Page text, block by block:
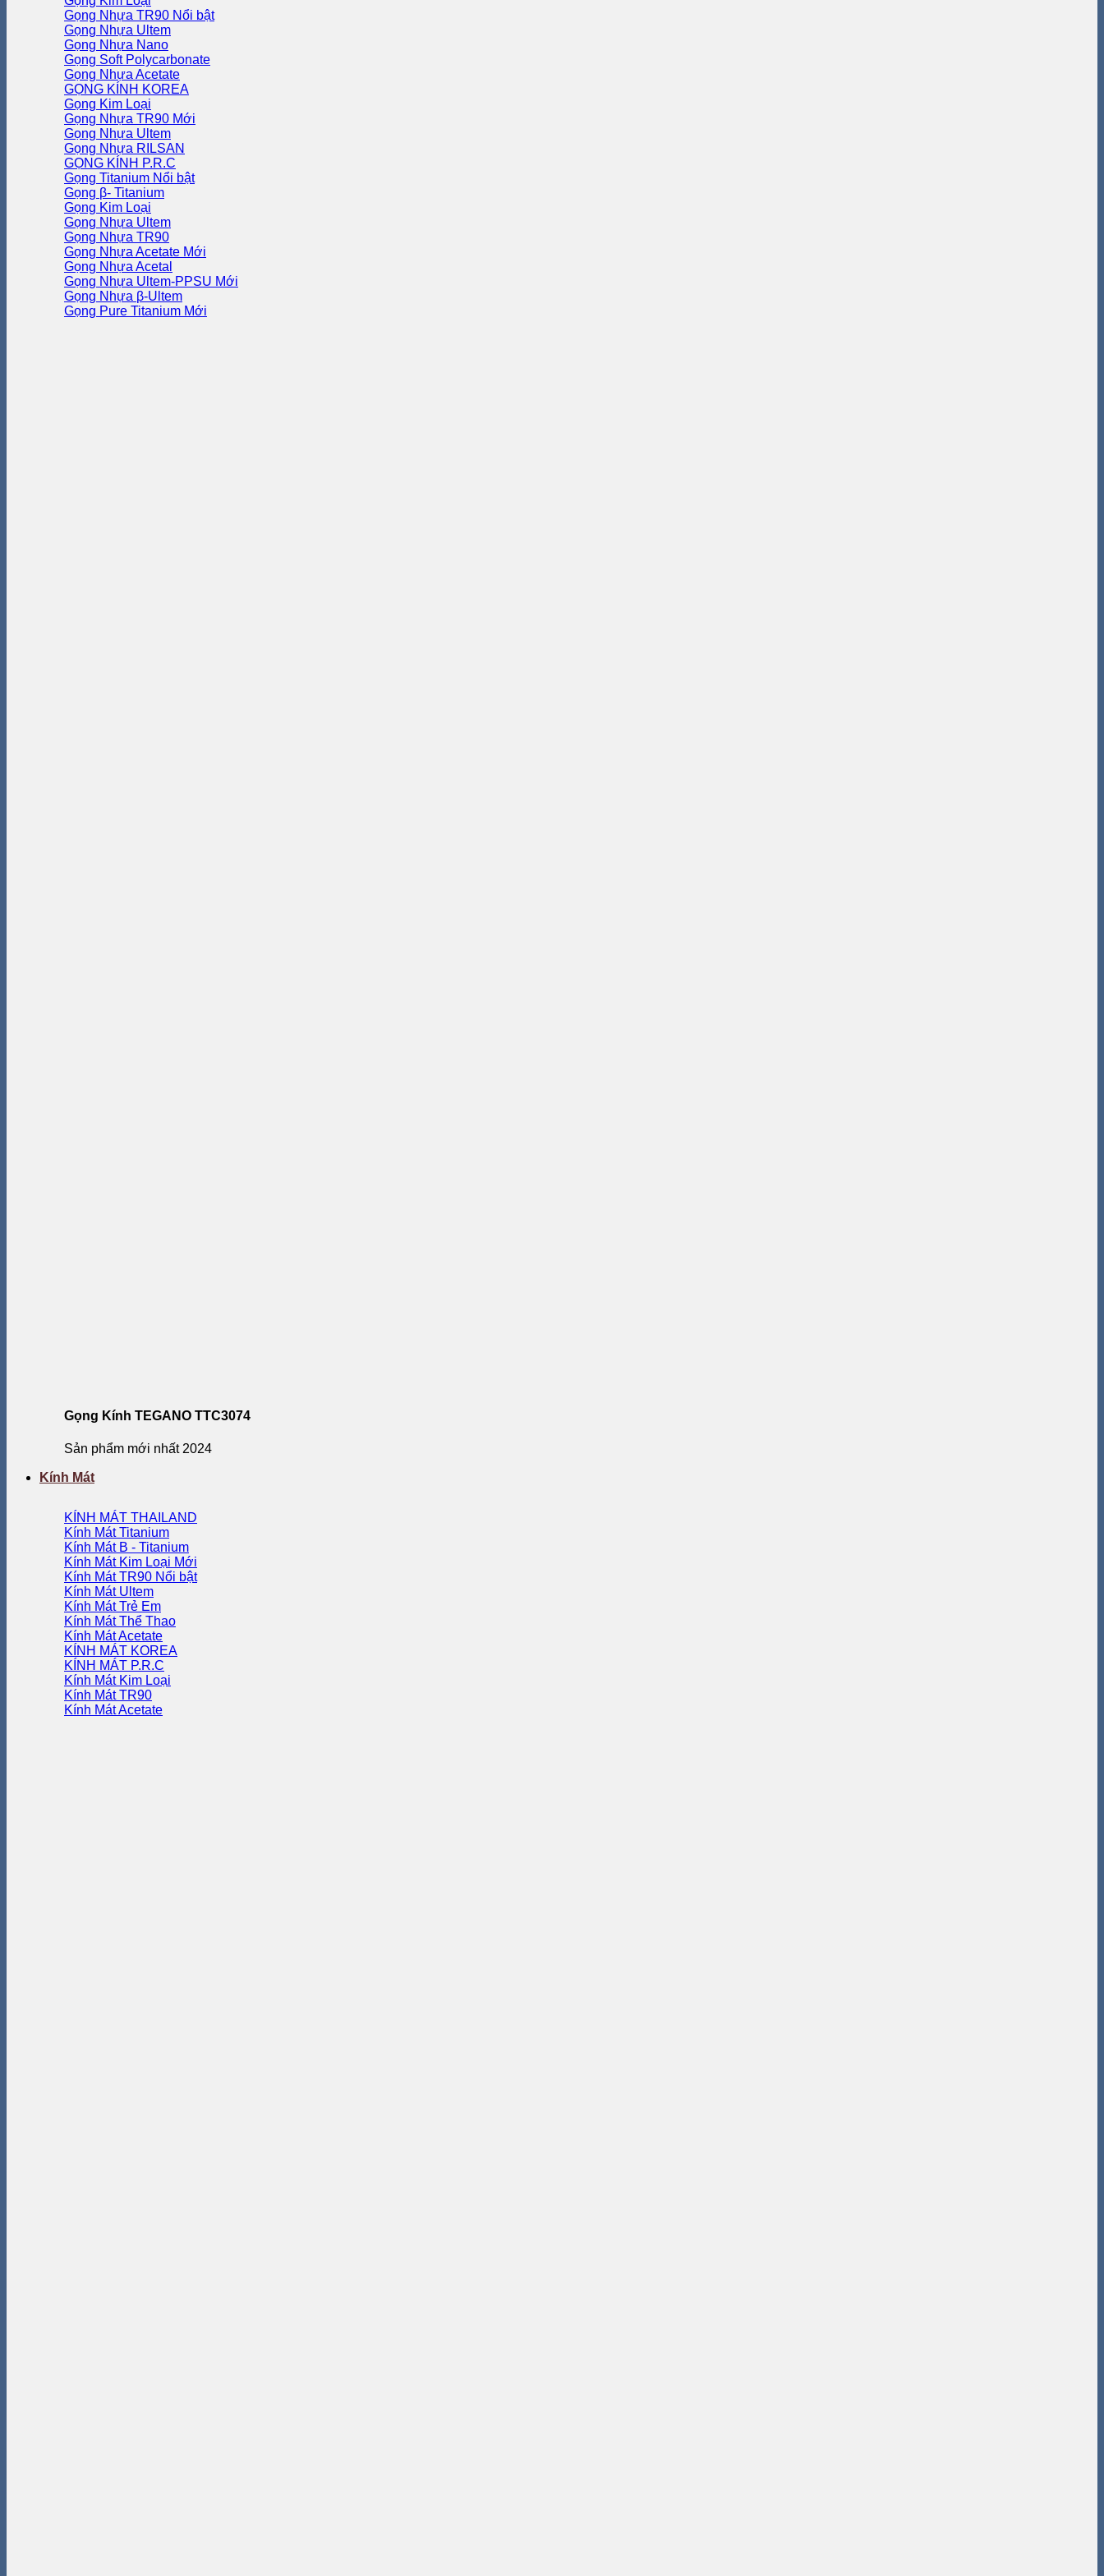
Gọng Nhựa TR90
Gọng Nhựa Ultem
Gọng Nhựa Nano
Gọng Soft Polycarbonate
Gọng Nhựa Acetate
GỌNG KÍNH KOREA
Gọng Kim Loại
Gọng Nhựa TR90
Gọng Nhựa Ultem
Gọng Nhựa RILSAN
GỌNG KÍNH P.R.C
Gọng Titanium
Gọng β- Titanium
Gọng Kim Loại
Gọng Nhựa Ultem
Gọng Nhựa TR90
Gọng Nhựa Acetate
Gọng Nhựa Acetal
Gọng Nhựa Ultem-PPSU
Gọng Nhựa β-Ultem
Gọng Pure Titanium
Gọng Kính TEGANO TTC3074
Sản phẩm mới nhất 2024
Kính Mát
KÍNH MÁT THAILAND
Kính Mát Titanium
Kính Mát B - Titanium
Kính Mát Kim Loại
Kính Mát TR90
Kính Mát Ultem
Kính Mát Trẻ Em
Kính Mát Thể Thao
Kính Mát Acetate
KÍNH MÁT KOREA
KÍNH MÁT P.R.C
Kính Mát Kim Loại
Kính Mát TR90
Kính Mát Acetate